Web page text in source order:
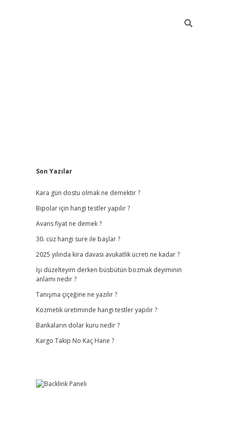
Sidebar
Son Yazılar
Kara gün dostu olmak ne demektir ?
Bipolar için hangi testler yapılır ?
Avans fiyat ne demek ?
30. cüz hangi sure ile başlar ?
2025 yılında kira davası avukatlık ücreti ne kadar ?
İşi düzelteyim derken büsbütün bozmak deyiminin
anlamı nedir ?
Tanışma çiçeğine ne yazılır ?
Kozmetik üretiminde hangi testler yapılır ?
Bankaların dolar kuru nedir ?
Kargo Takip No Kaç Hane ?